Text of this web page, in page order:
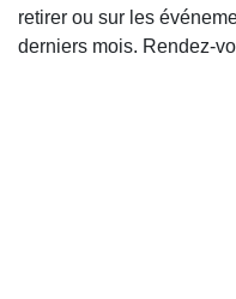
retirer ou sur les
derniers mois. Rendez-